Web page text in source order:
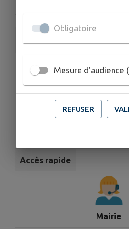
5/ Autres numéros
Médiateur de la République /
Fourrière automobile
Fourrière animale / SPA
Accès rapide
Mairie
Obligatoire
Mesure d'audience
REFUSER